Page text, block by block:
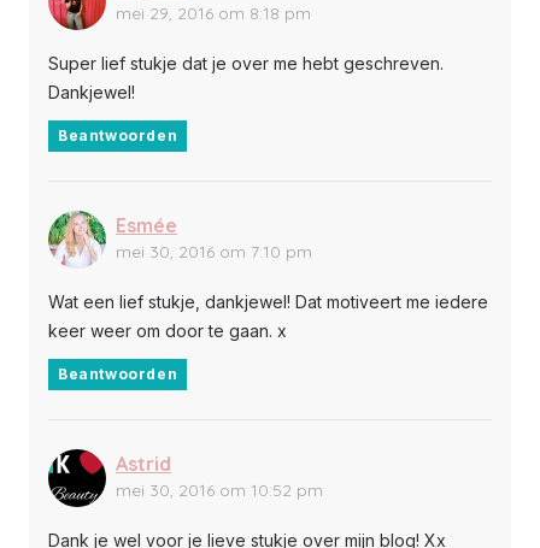
mei 29, 2016 om 8:18 pm
Super lief stukje dat je over me hebt geschreven.
Dankjewel!
Beantwoorden
Esmée
mei 30, 2016 om 7:10 pm
Wat een lief stukje, dankjewel! Dat motiveert me iedere
keer weer om door te gaan. x
Beantwoorden
Astrid
mei 30, 2016 om 10:52 pm
Dank je wel voor je lieve stukje over mijn blog! Xx